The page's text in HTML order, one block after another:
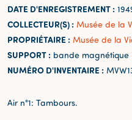
DATE D'ENREGISTREMENT :
COLLECTEUR(S) : Musée de la
PROPRIÉTAIRE : Musée de la
SUPPORT : bande magnétique
NUMÉRO D'INVENTAIRE :
Air n°1: Tambours.